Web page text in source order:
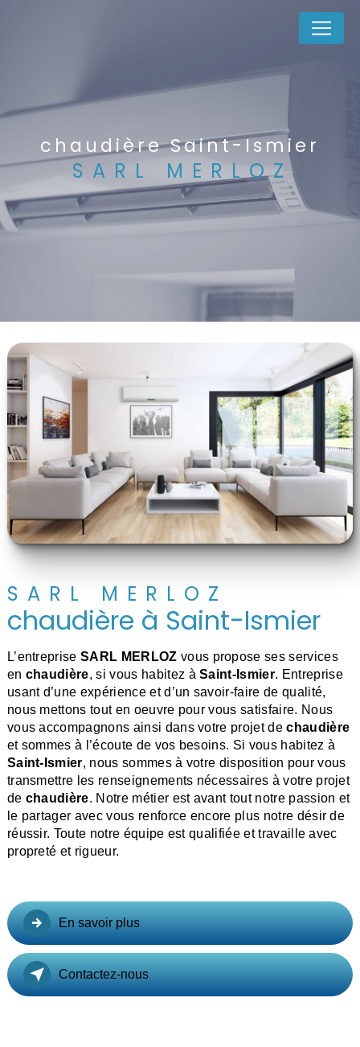
chaudière Saint-Ismier
SARL MERLOZ
SARL MERLOZ
chaudière à Saint-Ismier
L’entrepriseSARL MERLOZ vous propose ses services
en chaudière, si vous habitez àSaint-Ismier. Entreprise
usant d’une expérience et d’un savoir-faire de qualité,
nous mettons tout en oeuvre pour vous satisfaire. Nous
vous accompagnons ainsi dans votre projet dechaudière
et sommes à l’écoute de vos besoins. Si vous habitez à
Saint-Ismier, nous sommes à votre disposition pour vous
transmettre les renseignements nécessaires à votre projet
de chaudière. Notre métier est avant tout notre passion et
le partager avec vous renforce encore plus notre désir de
réussir. Toute notre équipe est qualifiée et travaille avec
propreté et rigueur.
En savoir plus
Contactez-nous